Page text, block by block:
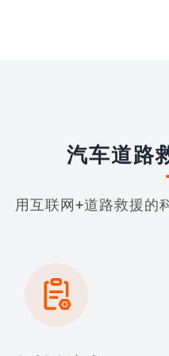
汽车道路
用互联网+道路救援的
